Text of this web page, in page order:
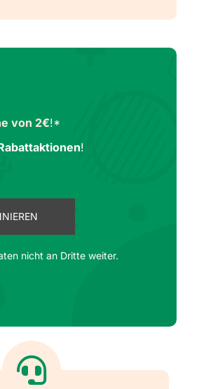
von 2€!*
!
nicht an Dritte weiter.